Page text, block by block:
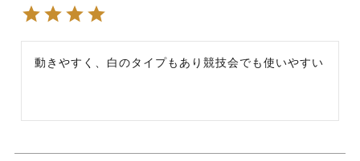
動きやすく、白のタイプもあり競技会でも使いやすい